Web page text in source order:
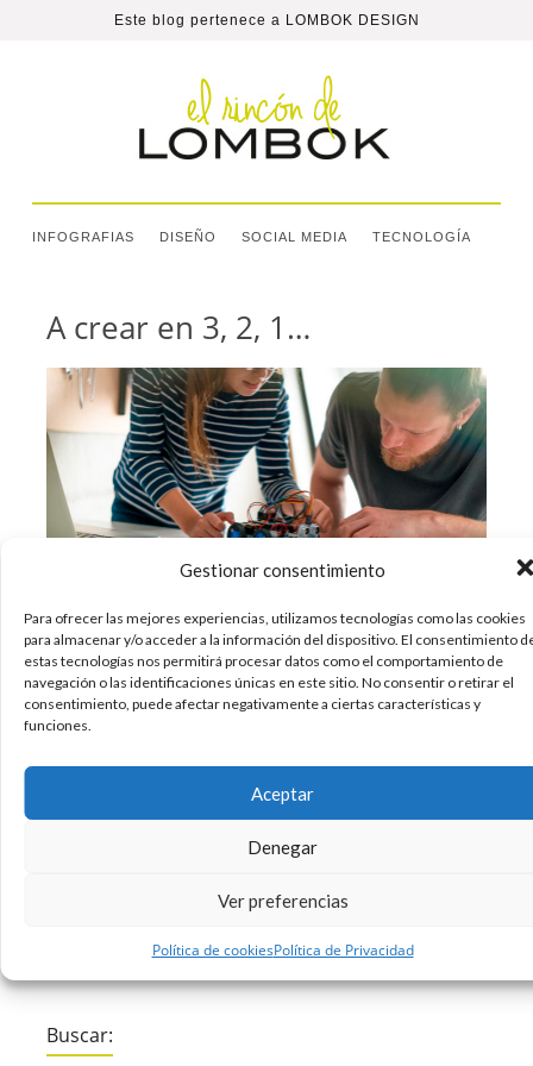
Gestionar consentimiento
Para ofrecer las mejores experiencias, utilizamos tecnologías como las cookies
para almacenar y/o acceder a la información del dispositivo. El consentimiento
estas tecnologías nos permitirá procesar datos como el comportamiento de
navegación o las identificaciones únicas en este sitio. No consentir o retirar el
consentimiento, puede afectar negativamente a ciertas características y
funciones.
Aceptar
Denegar
Ver preferencias
Política de cookiesPolítica de Privacidad
Este blog pertenece a LOMBOK DESIGN
INFOGRAFIAS DISEÑO SOCIAL MEDIA TECNOLOGÍA
A crear en 3, 2, 1…
Todos tenemos hobbies… pero la mayoría de
nosotros muy poquito tiempo para dedicarnos a
ellos. Sin embargo, el verano es una época
propicia para hacer por fin todo eso que
hobbies nos vienen a la cabeza actividades como
Buscar: